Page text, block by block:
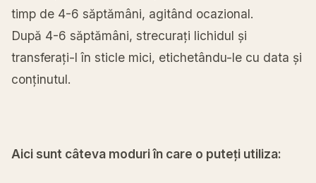
timp de 4-6 săptămâni, agitând ocazional.
După 4-6 săptămâni, strecurați lichidul și
transferați-l în sticle mici, etichetându-le cu data și
conținutul.
Aici sunt câteva moduri în care o puteți utiliza: